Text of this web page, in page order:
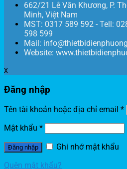
662/21 Lê Văn Khương, P.
Minh, Việt Nam
MST: 0317 589 592 - Tell:
598 599
Mail:
Website:
x
Đăng nhập
Tên tài khoản hoặc địa chỉ email *
Mật khẩu *
Đăng nhập
Ghi nhớ mật khẩu
Quên mật khẩu?